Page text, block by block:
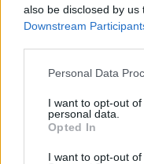
also be disclosed by
Downstream
Please note that this
not limited to your visit
grant or deny consent
use your data for
consent section.
Personal Data
I want to opt-out
personal data.
Opted In
I want to opt-out
CIENCIA Y TECNOLOGÍA